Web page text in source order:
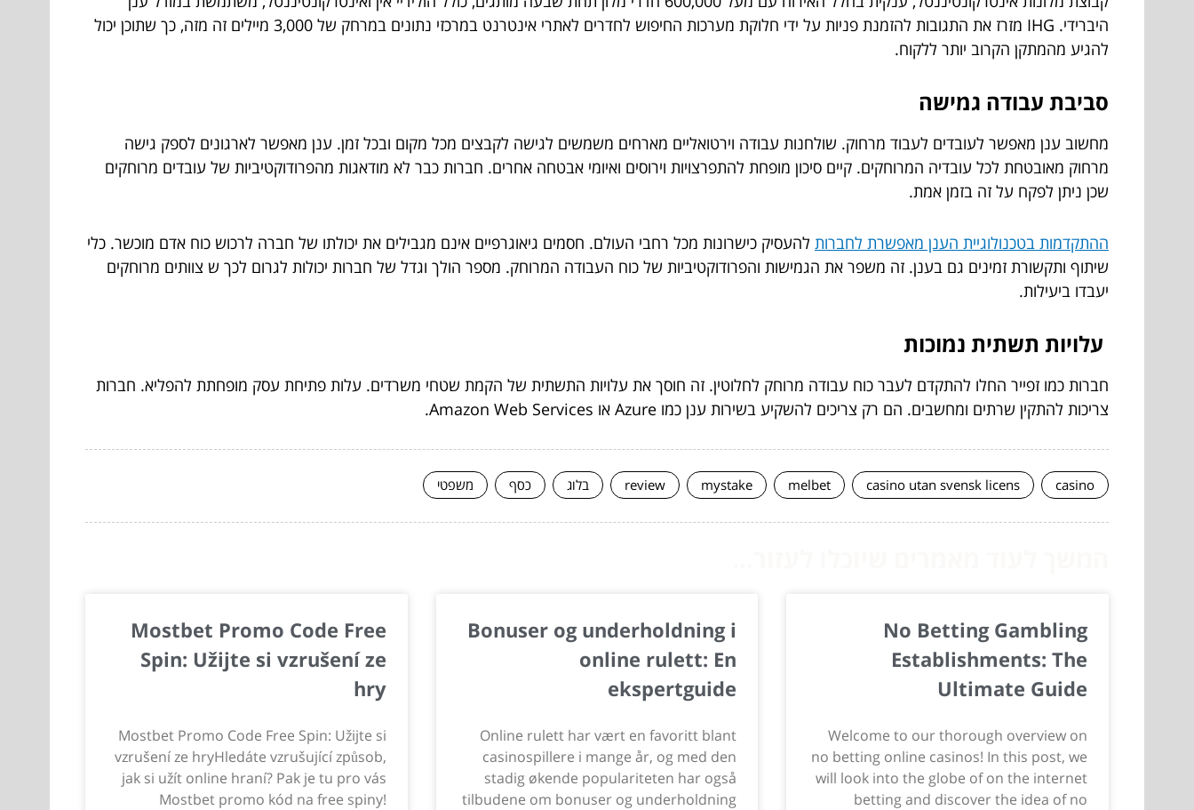
היברידי. IHG מזרז את התגובות להזמנת פניות על ידי חלוקת מערכות החיפוש לחדרים לאתרי אינטרנט במרכזי נתונים במרחק של 3,000 מיילים זה מזה, כך שתוכן יכול
להגיע מהמתקן הקרוב יותר ללקוח.
סביבת עבודה גמישה
מחשוב ענן מאפשר לעובדים לעבוד מרחוק. שולחנות עבודה וירטואליים מארחים משמשים לגישה לקבצים מכל מקום ובכל זמן. ענן מאפשר לארגונים לספק גישה
מרחוק מאובטחת לכל עובדיה המרוחקים. קיים סיכון מופחת להתפרצויות וירוסים ואיומי אבטחה אחרים. חברות כבר לא מודאגות מהפרודוקטיביות של עובדים מרוחקים
שכן ניתן לפקח על זה בזמן אמת.
ההתקדמות בטכנולוגיית הענן מאפשרת לחברות להעסיק כישרונות מכל רחבי העולם. חסמים גיאוגרפיים אינם מגבילים את יכולתו של חברה לרכוש כוח אדם מוכשר. כלי
שיתוף ותקשורת זמינים גם בענן. זה משפר את הגמישות והפרודוקטיביות של כוח העבודה המרוחק. מספר הולך וגדל של חברות יכולות לגרום לכך ש צוותים מרוחקים
יעבדו ביעילות.
עלויות תשתית נמוכות
חברות כמו זפייר החלו להתקדם לעבר כוח עבודה מרוחק לחלוטין. זה חוסך את עלויות התשתית של הקמת שטחי משרדים. עלות פתיחת עסק מופחתת להפליא. חברות
צריכות להתקין שרתים ומחשבים. הם רק צריכים להשקיע בשירות ענן כמו Azure או Amazon Web Services.
casino
casino utan svensk licens
melbet
mystake
review בלוג כסף משפטי
No Betting Gambling
Establishments: The
Ultimate Guide
Welcome to our thorough overview on
no betting online casinos! In this post, we
will look into the globe of on the internet
betting and discover the idea of no
Bonuser og underholdning i
online rulett: En
ekspertguide
Online rulett har vært en favoritt blant
casinospillere i mange år, og med den
stadig økende populariteten har også
tilbudene om bonuser og underholdning
Mostbet Promo Code Free
Spin: Užijte si vzrušení ze
hry
Mostbet Promo Code Free Spin: Užijte si
vzrušení ze hryHledáte vzrušující způsob,
jak si užít online hraní? Pak je tu pro vás
Mostbet promo kód na free spiny!